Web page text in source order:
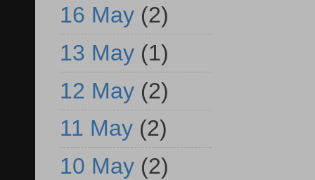
16 May (2)
13 May (1)
12 May (2)
11 May (2)
10 May (2)